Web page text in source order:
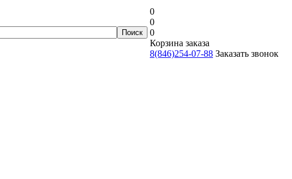
0
0
0
Корзина заказа
8(846)254-07-88 Заказать звонок